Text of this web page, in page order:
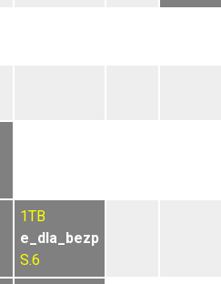
1TB
e_dla_bezp
S.6